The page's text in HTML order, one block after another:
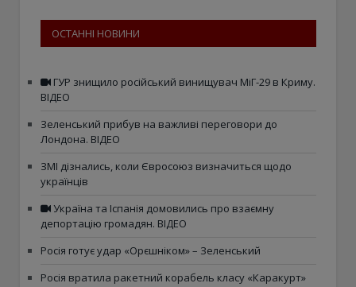
ОСТАННІ НОВИНИ
ГУР знищило російський винищувач МіГ-29 в Криму.
ВІДЕО
Зеленський прибув на важливі переговори до
Лондона. ВІДЕО
ЗМІ дізнались, коли Євросоюз визначиться щодо
українців
Україна та Іспанія домовились про взаємну
депортацію громадян. ВІДЕО
Росія готує удар «Орєшніком» – Зеленський
Росія вратила ракетний корабель класу «Каракурт»